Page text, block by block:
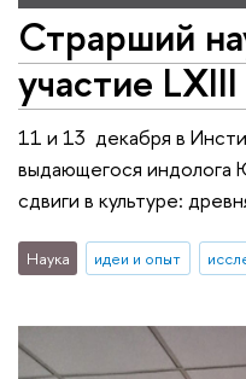
Страрший
участие
11 и 13 декабря в
выдающегося индолога
сдвиги в культуре:
Наука идеи и опыт